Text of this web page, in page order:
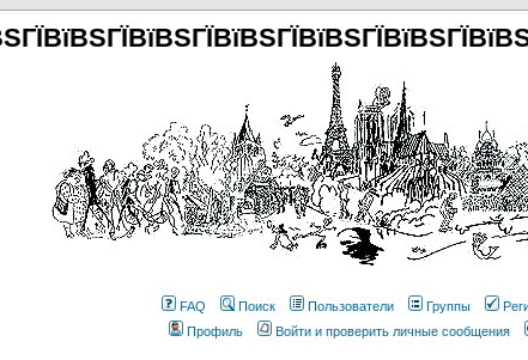
FAQ Поиск Пользователи Группы
Профиль
Войти и проверить личные сообщения